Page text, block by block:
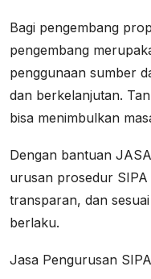
Bagi pengembang
pengembang
penggunaan sumber
dan berkelanjutan.
bisa menimbulkan
Dengan bantuan
urusan prosedur SIPA
transparan, dan
berlaku.
Jasa Pengurusan